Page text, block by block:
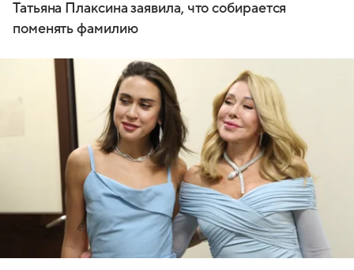
Татьяна Плаксина заявила, что собирается
поменять фамилию